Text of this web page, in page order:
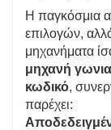
Η παγκόσμια
επιλογών,
μηχανήματα
μηχανή
κωδικό,
παρέχει: